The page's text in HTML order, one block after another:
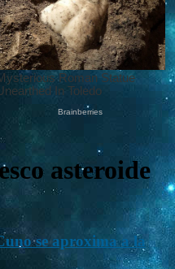
asteroide
se aproxima a la